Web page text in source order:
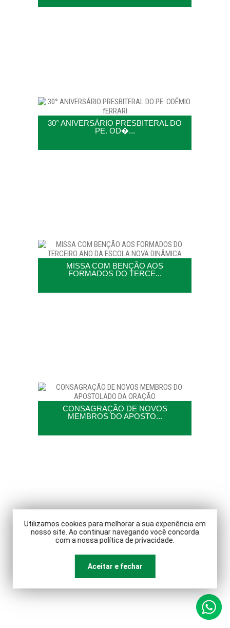
Utilizamos cookies para melhorar a sua experiência em
nosso site. Ao continuar navegando você concorda
com a nossa política de privacidade.
Aceitar e fechar
30° ANIVERSÁRIO PRESBITERAL DO
PE. OD�...
MISSA COM BENÇÃO AOS
FORMADOS DO TERCE...
CONSAGRAÇÃO DE NOVOS
MEMBROS DO APOSTO...
PRIMEIRA MISSA NA IGREJA RAINHA